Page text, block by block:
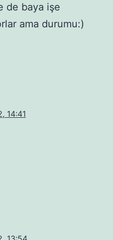
de baya işe
ama durumu:)
14:41